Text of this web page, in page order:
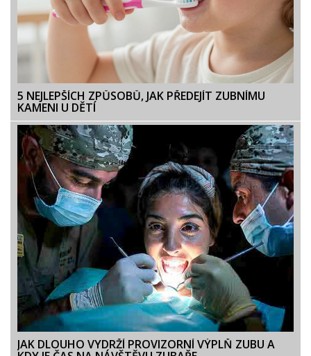
5 NEJLEPŠÍCH ZPŮSOBŮ, JAK PŘEDEJÍT ZUBNÍMU
KAMENI U DĚTÍ
JAK DLOUHO VYDRŽÍ PROVIZORNÍ VÝPLŇ ZUBU A